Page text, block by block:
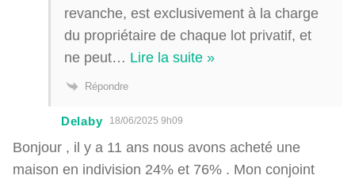
revanche, est exclusivement à la charge
du propriétaire de chaque lot privatif, et
ne peut… Lire la suite »
Répondre
Delaby 18/06/2025 9h09
Bonjour , il y a 11 ans nous avons acheté une
maison en indivision 24% et 76% . Mon conjoint